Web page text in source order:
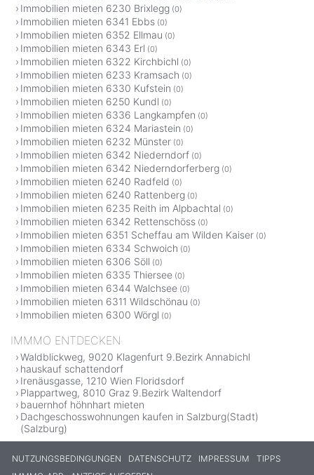
Immobilien mieten 6230 Brixlegg (0)
Immobilien mieten 6341 Ebbs (0)
Immobilien mieten 6352 Ellmau (0)
Immobilien mieten 6343 Erl (0)
Immobilien mieten 6322 Kirchbichl (0)
Immobilien mieten 6233 Kramsach (0)
Immobilien mieten 6330 Kufstein (0)
Immobilien mieten 6250 Kundl (0)
Immobilien mieten 6336 Langkampfen (0)
Immobilien mieten 6324 Mariastein (0)
Immobilien mieten 6232 Münster (0)
Immobilien mieten 6342 Niederndorf (0)
Immobilien mieten 6342 Niederndorferberg (0)
Immobilien mieten 6240 Radfeld (0)
Immobilien mieten 6240 Rattenberg (0)
Immobilien mieten 6235 Reith im Alpbachtal (0)
Immobilien mieten 6342 Rettenschöss (0)
Immobilien mieten 6351 Scheffau am Wilden Kaiser (0)
Immobilien mieten 6334 Schwoich (0)
Immobilien mieten 6306 Söll (0)
Immobilien mieten 6335 Thiersee (0)
Immobilien mieten 6344 Walchsee (0)
Immobilien mieten 6311 Wildschönau (0)
Immobilien mieten 6300 Wörgl (0)
IMMMO ENTDECKEN
Waldblickweg, 9020 Klagenfurt 9.Bezirk Annabichl
hauskauf schattendorf
Irenäusgasse, 1210 Wien Floridsdorf
Plappartweg, 8010 Graz 9.Bezirk Waltendorf
bauernhof höhnhart mieten
Dachgeschosswohnungen kaufen in Salzburg(Stadt)
(Salzburg)
NUTZUNGSBEDINGUNGEN DATENSCHUTZ IMPRESSUM
TIPPS